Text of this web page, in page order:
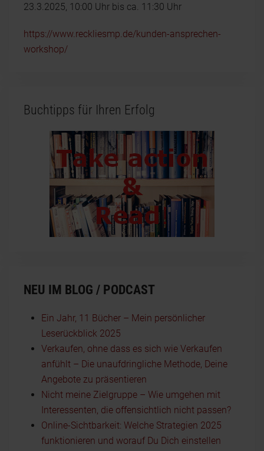
23.3.2025, 10:00 Uhr bis ca. 11:30 Uhr
https://www.reckliesmp.de/kunden-ansprechen-
workshop/
Buchtipps für Ihren Erfolg
NEU IM BLOG / PODCAST
Ein Jahr, 11 Bücher – Mein persönlicher
Leserückblick 2025
Verkaufen, ohne dass es sich wie Verkaufen
anfühlt – Die unaufdringliche Methode, Deine
Angebote zu präsentieren
Nicht meine Zielgruppe – Wie umgehen mit
Interessenten, die offensichtlich nicht passen?
Online-Sichtbarkeit: Welche Strategien 2025
funktionieren und worauf Du Dich einstellen